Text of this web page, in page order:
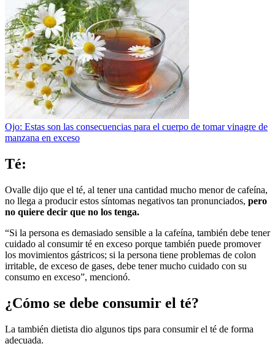
Ojo: Estas son las consecuencias para el cuerpo de tomar vinagre de
manzana en exceso
Té:
Ovalle dijo que el té, al tener una cantidad mucho menor de cafeína,
no llega a producir estos síntomas negativos tan pronunciados, pero
no quiere decir que no los tenga.
“Si la persona es demasiado sensible a la cafeína, también debe tener
cuidado al consumir té en exceso porque también puede promover
los movimientos gástricos; si la persona tiene problemas de colon
irritable, de exceso de gases, debe tener mucho cuidado con su
consumo en exceso”, mencionó.
¿Cómo se debe consumir el té?
La también dietista dio algunos tips para consumir el té de forma
adecuada.